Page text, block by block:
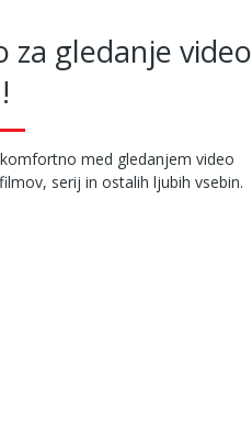
za gledanje video
med gledanjem video
serij in ostalih ljubih vsebin.